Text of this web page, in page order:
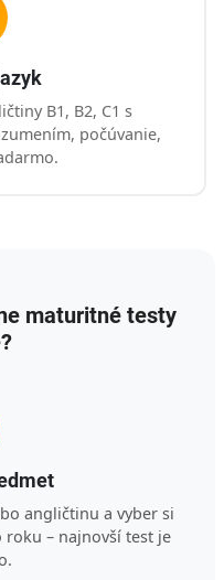
B1, B2, C1 s
počúvanie,
maturitné testy
angličtinu a vyber si
– najnovší test je